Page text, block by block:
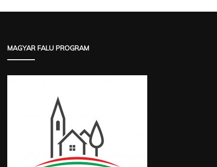
MAGYAR FALU PROGRAM